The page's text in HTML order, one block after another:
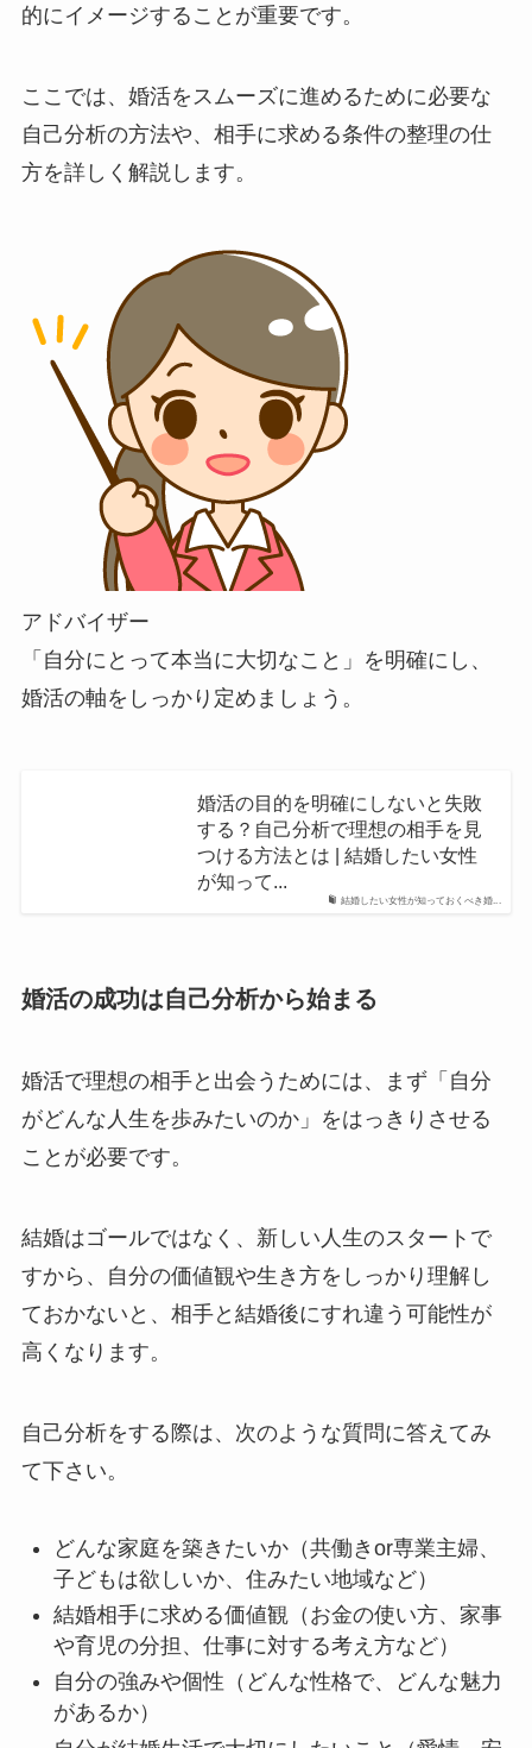
的にイメージすることが重要です。
ここでは、婚活をスムーズに進めるために必要な
自己分析の方法や、相手に求める条件の整理の仕
方を詳しく解説します。
アドバイザー
「自分にとって本当に大切なこと」を明確にし、
婚活の軸をしっかり定めましょう。
結婚したい女性が知っておくべき婚...
婚活の目的を明確にしないと失敗
する？自己分析で理想の相手を見
つける方法とは | 結婚したい女性
が知って...
婚活の成功は自己分析から始まる
婚活で理想の相手と出会うためには、まず「自分
がどんな人生を歩みたいのか」をはっきりさせる
ことが必要です。
結婚はゴールではなく、新しい人生のスタートで
すから、自分の価値観や生き方をしっかり理解し
ておかないと、相手と結婚後にすれ違う可能性が
高くなります。
自己分析をする際は、次のような質問に答えてみ
て下さい。
どんな家庭を築きたいか（共働きor専業主婦、
子どもは欲しいか、住みたい地域など）
結婚相手に求める価値観（お金の使い方、家事
や育児の分担、仕事に対する考え方など）
自分の強みや個性（どんな性格で、どんな魅力
があるか）